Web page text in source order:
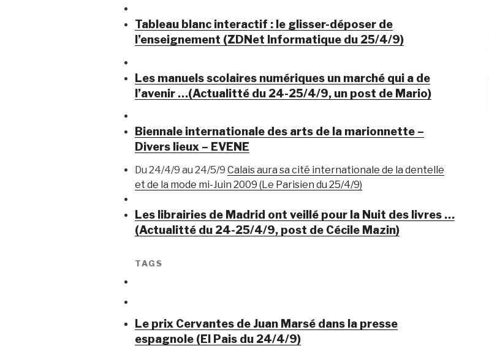
Tableau blanc interactif : le glisser-déposer de
l’enseignement (ZDNet Informatique du 25/4/9)
Les manuels scolaires numériques un marché qui a de
l’avenir …(Actualitté du 24-25/4/9, un post de Mario)
Biennale internationale des arts de la marionnette –
Divers lieux – EVENE
Du 24/4/9 au 24/5/9 Calais aura sa cité internationale de la dentelle
et de la mode mi-Juin 2009 (Le Parisien du 25/4/9)
Les librairies de Madrid ont veillé pour la Nuit des livres …
(Actualitté du 24-25/4/9, post de Cécile Mazin)
TAGS
Le prix Cervantes de Juan Marsé dans la presse
espagnole (El Pais du 24/4/9)